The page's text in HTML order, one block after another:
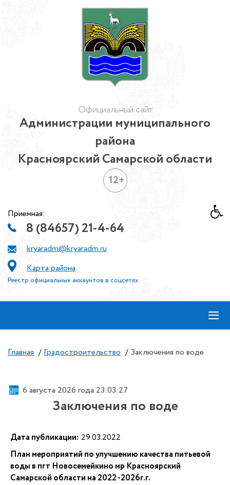
Официальный сайт
Администрации муниципального
района
Красноярский Самарской области
12+
Приемная:
8 (84657) 21-4-64
kryaradm@kryaradm.ru
Карта района
Реестр официальных аккаунтов в соцсетях
≡
Главная / Градостроительство / Заключения по воде
6 августа 2026 года 23:03:28
Заключения по воде
Дата публикации: 29.03.2022
План мероприятий по улучшению качества питьевой
воды в пгт Новосемейкино мр Красноярский
Самарской области на 2022 -2026г.г.